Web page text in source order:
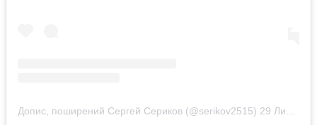
Допис, поширений Сергей Сериков (@serikov2515) 29 Лип 2019 р. о 6:03 PDT